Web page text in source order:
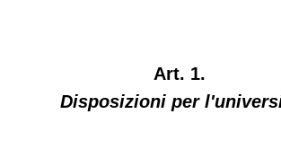
Art. 1.
Disposizioni per